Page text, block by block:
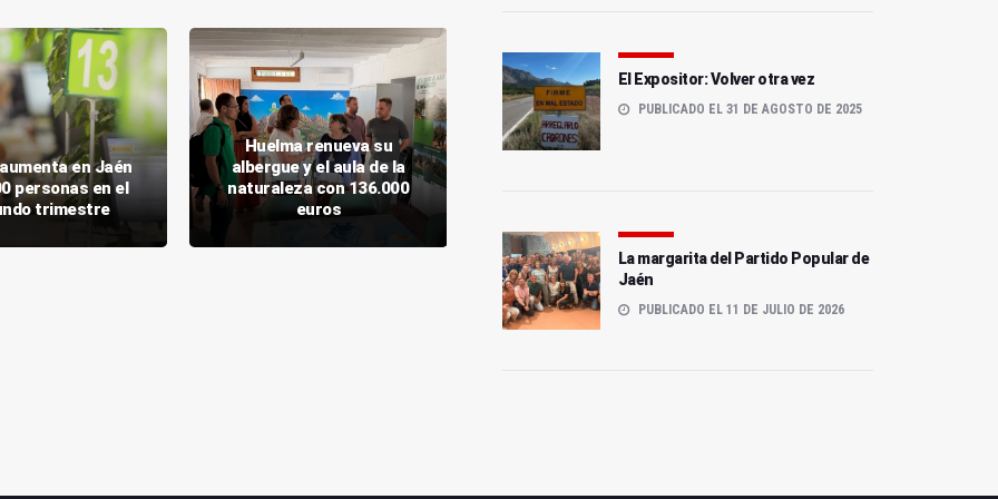
en Jaén
personas en el
trimestre
Huelma renueva su
albergue y el aula de la
naturaleza con 136.000
euros
El Expositor: Volver otra vez
PUBLICADO EL 31 DE AGOSTO DE 2025
La margarita del Partido Popular de
Jaén
PUBLICADO EL 11 DE JULIO DE 2026